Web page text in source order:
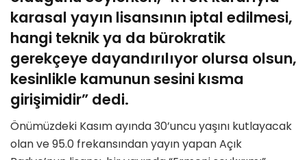
karasal yayın lisansının iptal edilmesi,
hangi teknik ya da bürokratik
gerekçeye dayandırılıyor olursa olsun,
kesinlikle kamunun sesini kısma
girişimidir” dedi.
Önümüzdeki Kasım ayında 30’uncu yaşını kutlayacak
olan ve 95.0 frekansından yayın yapan Açık